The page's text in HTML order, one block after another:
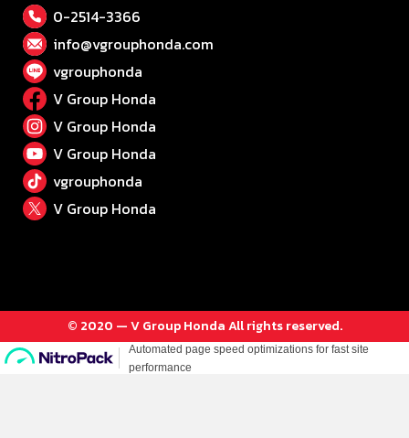
0-2514-3366
info@vgrouphonda.com
vgrouphonda
V Group Honda
V Group Honda
V Group Honda
vgrouphonda
V Group Honda
© 2020 — V Group Honda All rights reserved.